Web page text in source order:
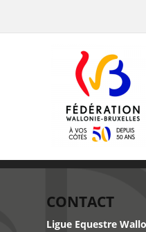
CONTACT
Ligue Equestre